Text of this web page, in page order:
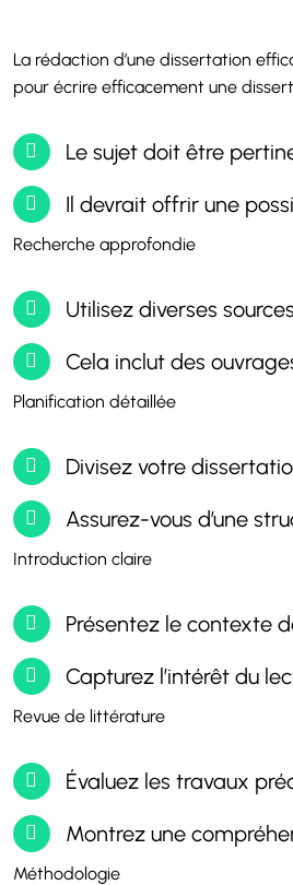
La rédaction d’une dissertation
pour écrire efficacement une
Le sujet doit être
Il devrait offrir une
Recherche approfondie
Utilisez diverses
Cela inclut des
Planification détaillée
Divisez votre
Assurez-vous d’une
Introduction claire
Présentez le contexte
Capturez l’intérêt du
Revue de littérature
Évaluez les travaux
Montrez une
Méthodologie